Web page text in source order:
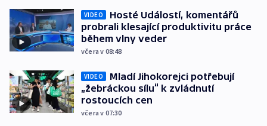
VIDEO
Hosté Událostí, komentářů
probrali klesající produktivitu práce
během vlny veder
včera v 08:48
VIDEO
Mladí Jihokorejci potřebují
„žebráckou sílu“ k zvládnutí
rostoucích cen
včera v 07:30